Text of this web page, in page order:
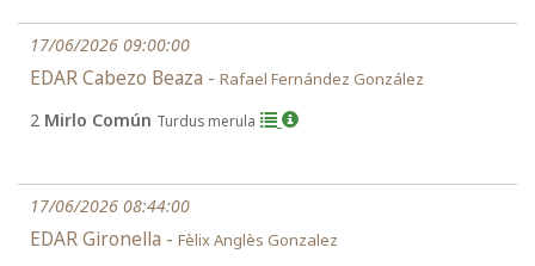
17/06/2026 09:00:00
EDAR Cabezo Beaza - Rafael Fernández González
2 Mirlo Común Turdus merula
17/06/2026 08:44:00
EDAR Gironella - Fèlix Anglès Gonzalez